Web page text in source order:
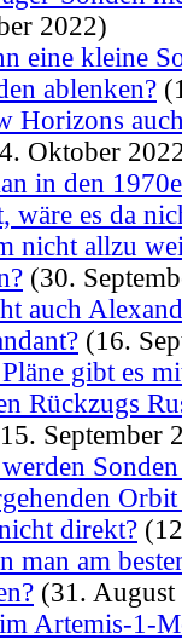
2022)
eine kleine
ablenken?
Horizons
Oktober
in den
wäre es da
nicht allzu
(30.
auch
(16.
gibt es
Rückzugs
September
direkt?
man am
(31. August
Artemis-1-